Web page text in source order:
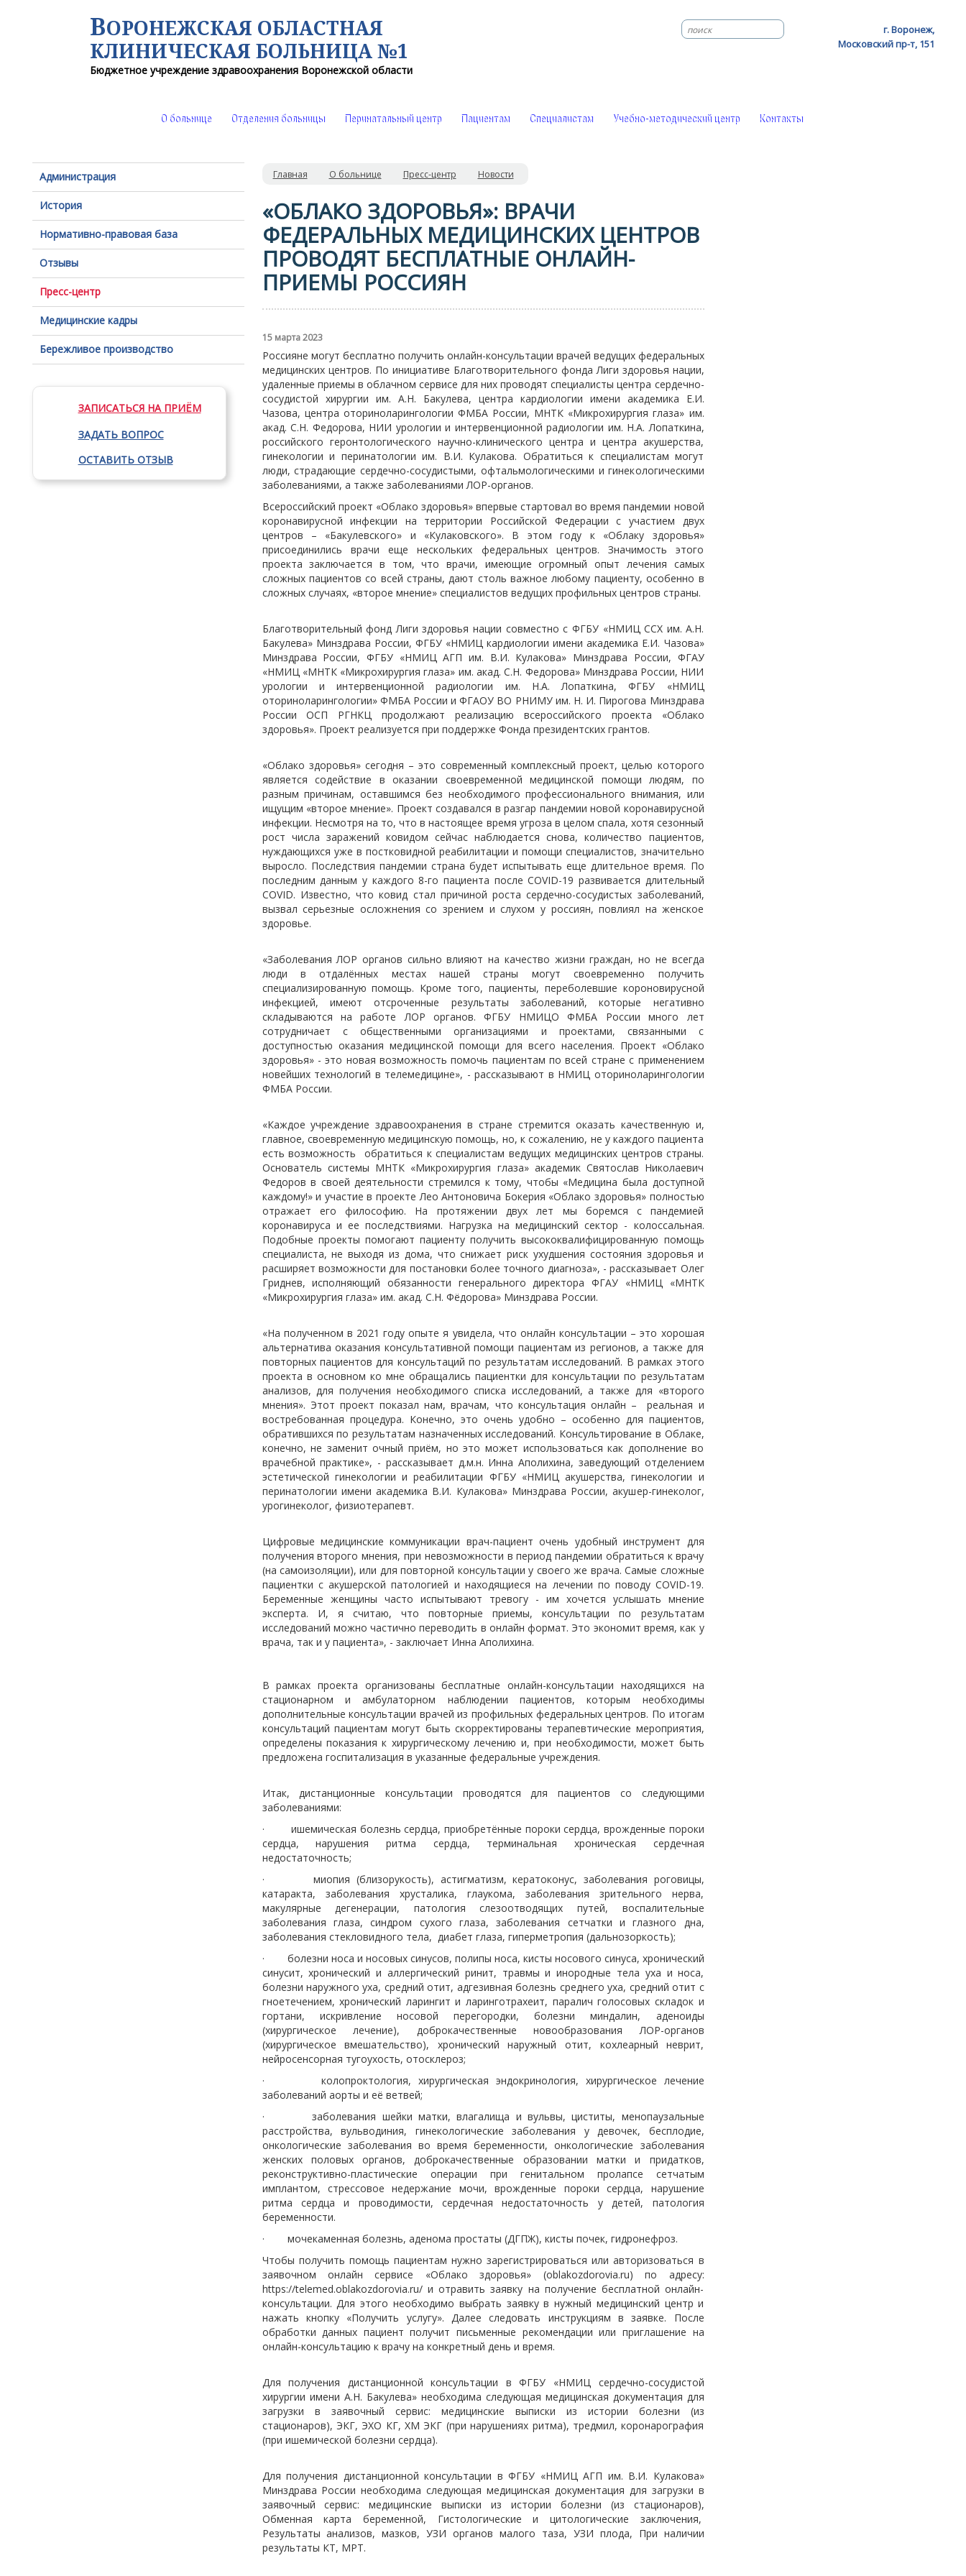
ВОРОНЕЖСКАЯ ОБЛАСТНАЯ
КЛИНИЧЕСКАЯ БОЛЬНИЦА №1
Бюджетное учреждение здравоохранения Воронежской области
г. Воронеж,
Московский пр-т, 151
О больнице Отделения больницы Перинатальный центр Пациентам Специалистам Учебно-методический центр Контакты
Администрация
История
Нормативно-правовая база
Отзывы
Пресс-центр
Медицинские кадры
Бережливое производство
ЗАПИСАТЬСЯ НА ПРИЁМ
ЗАДАТЬ ВОПРОС
ОСТАВИТЬ ОТЗЫВ
Главная О больнице Пресс-центр Новости
«ОБЛАКО ЗДОРОВЬЯ»: ВРАЧИ
ФЕДЕРАЛЬНЫХ МЕДИЦИНСКИХ ЦЕНТРОВ
ПРОВОДЯТ БЕСПЛАТНЫЕ ОНЛАЙН-
ПРИЕМЫ РОССИЯН
15 марта 2023
Россияне могут бесплатно получить онлайн-консультации врачей ведущих федеральных
медицинских центров. По инициативе Благотворительного фонда Лиги здоровья нации,
удаленные приемы в облачном сервисе для них проводят специалисты центра сердечно-
сосудистой хирургии им. А.Н. Бакулева, центра кардиологии имени академика Е.И.
Чазова, центра оториноларингологии ФМБА России, МНТК «Микрохирургия глаза» им.
акад. С.Н. Федорова, НИИ урологии и интервенционной радиологии им. Н.А. Лопаткина,
российского геронтологического научно-клинического центра и центра акушерства,
гинекологии и перинатологии им. В.И. Кулакова. Обратиться к специалистам могут
люди, страдающие сердечно-сосудистыми, офтальмологическими и гинекологическими
заболеваниями, а также заболеваниями ЛОР-органов.
Всероссийский проект «Облако здоровья» впервые стартовал во время пандемии новой
коронавирусной инфекции на территории Российской Федерации с участием двух
центров – «Бакулевского» и «Кулаковского». В этом году к «Облаку здоровья»
присоединились врачи еще нескольких федеральных центров. Значимость этого
проекта заключается в том, что врачи, имеющие огромный опыт лечения самых
сложных пациентов со всей страны, дают столь важное любому пациенту, особенно в
сложных случаях, «второе мнение» специалистов ведущих профильных центров страны.
Благотворительный фонд Лиги здоровья нации совместно с ФГБУ «НМИЦ ССХ им. А.Н.
Бакулева» Минздрава России, ФГБУ «НМИЦ кардиологии имени академика Е.И. Чазова»
Минздрава России, ФГБУ «НМИЦ АГП им. В.И. Кулакова» Минздрава России, ФГАУ
«НМИЦ «МНТК «Микрохирургия глаза» им. акад. С.Н. Федорова» Минздрава России, НИИ
урологии и интервенционной радиологии им. Н.А. Лопаткина, ФГБУ «НМИЦ
оториноларингологии» ФМБА России и ФГАОУ ВО РНИМУ им. Н. И. Пирогова Минздрава
России ОСП РГНКЦ продолжают реализацию всероссийского проекта «Облако
здоровья». Проект реализуется при поддержке Фонда президентских грантов.
«Облако здоровья» сегодня – это современный комплексный проект, целью которого
является содействие в оказании своевременной медицинской помощи людям, по
разным причинам, оставшимся без необходимого профессионального внимания, или
ищущим «второе мнение». Проект создавался в разгар пандемии новой коронавирусной
инфекции. Несмотря на то, что в настоящее время угроза в целом спала, хотя сезонный
рост числа заражений ковидом сейчас наблюдается снова, количество пациентов,
нуждающихся уже в постковидной реабилитации и помощи специалистов, значительно
выросло. Последствия пандемии страна будет испытывать еще длительное время. По
последним данным у каждого 8-го пациента после COVID-19 развивается длительный
COVID. Известно, что ковид стал причиной роста сердечно-сосудистых заболеваний,
вызвал серьезные осложнения со зрением и слухом у россиян, повлиял на женское
здоровье.
«Заболевания ЛОР органов сильно влияют на качество жизни граждан, но не всегда
люди в отдалённых местах нашей страны могут своевременно получить
специализированную помощь. Кроме того, пациенты, переболевшие короновирусной
инфекцией, имеют отсроченные результаты заболеваний, которые негативно
складываются на работе ЛОР органов. ФГБУ НМИЦО ФМБА России много лет
сотрудничает с общественными организациями и проектами, связанными с
доступностью оказания медицинской помощи для всего населения. Проект «Облако
здоровья» - это новая возможность помочь пациентам по всей стране с применением
новейших технологий в телемедицине», - рассказывают в НМИЦ оториноларингологии
ФМБА России.
«Каждое учреждение здравоохранения в стране стремится оказать качественную и,
главное, своевременную медицинскую помощь, но, к сожалению, не у каждого пациента
есть возможность обратиться к специалистам ведущих медицинских центров страны.
Основатель системы МНТК «Микрохирургия глаза» академик Святослав Николаевич
Федоров в своей деятельности стремился к тому, чтобы «Медицина была доступной
каждому!» и участие в проекте Лео Антоновича Бокерия «Облако здоровья» полностью
отражает его философию. На протяжении двух лет мы боремся с пандемией
коронавируса и ее последствиями. Нагрузка на медицинский сектор - колоссальная.
Подобные проекты помогают пациенту получить высококвалифицированную помощь
специалиста, не выходя из дома, что снижает риск ухудшения состояния здоровья и
расширяет возможности для постановки более точного диагноза», - рассказывает Олег
Гриднев, исполняющий обязанности генерального директора ФГАУ «НМИЦ «МНТК
«Микрохирургия глаза» им. акад. С.Н. Фёдорова» Минздрава России.
«На полученном в 2021 году опыте я увидела, что онлайн консультации – это хорошая
альтернатива оказания консультативной помощи пациентам из регионов, а также для
повторных пациентов для консультаций по результатам исследований. В рамках этого
проекта в основном ко мне обращались пациентки для консультации по результатам
анализов, для получения необходимого списка исследований, а также для «второго
мнения». Этот проект показал нам, врачам, что консультация онлайн – реальная и
востребованная процедура. Конечно, это очень удобно – особенно для пациентов,
обратившихся по результатам назначенных исследований. Консультирование в Облаке,
конечно, не заменит очный приём, но это может использоваться как дополнение во
врачебной практике», - рассказывает д.м.н. Инна Аполихина, заведующий отделением
эстетической гинекологии и реабилитации ФГБУ «НМИЦ акушерства, гинекологии и
перинатологии имени академика В.И. Кулакова» Минздрава России, акушер-гинеколог,
урогинеколог, физиотерапевт.
Цифровые медицинские коммуникации врач-пациент очень удобный инструмент для
получения второго мнения, при невозможности в период пандемии обратиться к врачу
(на самоизоляции), или для повторной консультации у своего же врача. Самые сложные
пациентки с акушерской патологией и находящиеся на лечении по поводу COVID-19.
Беременные женщины часто испытывают тревогу - им хочется услышать мнение
эксперта. И, я считаю, что повторные приемы, консультации по результатам
исследований можно частично переводить в онлайн формат. Это экономит время, как у
врача, так и у пациента», - заключает Инна Аполихина.
В рамках проекта организованы бесплатные онлайн-консультации находящихся на
стационарном и амбулаторном наблюдении пациентов, которым необходимы
дополнительные консультации врачей из профильных федеральных центров. По итогам
консультаций пациентам могут быть скорректированы терапевтические мероприятия,
определены показания к хирургическому лечению и, при необходимости, может быть
предложена госпитализация в указанные федеральные учреждения.
Итак, дистанционные консультации проводятся для пациентов со следующими
заболеваниями:
· ишемическая болезнь сердца, приобретённые пороки сердца, врожденные пороки
сердца, нарушения ритма сердца, терминальная хроническая сердечная
недостаточность;
· миопия (близорукость), астигматизм, кератоконус, заболевания роговицы,
катаракта, заболевания хрусталика, глаукома, заболевания зрительного нерва,
макулярные дегенерации, патология слезоотводящих путей, воспалительные
заболевания глаза, синдром сухого глаза, заболевания сетчатки и глазного дна,
заболевания стекловидного тела, диабет глаза, гиперметропия (дальнозоркость);
· болезни носа и носовых синусов, полипы носа, кисты носового синуса, хронический
синусит, хронический и аллергический ринит, травмы и инородные тела уха и носа,
болезни наружного уха, средний отит, адгезивная болезнь среднего уха, средний отит с
гноетечением, хронический ларингит и ларинготрахеит, паралич голосовых складок и
гортани, искривление носовой перегородки, болезни миндалин, аденоиды
(хирургическое лечение), доброкачественные новообразования ЛОР-органов
(хирургическое вмешательство), хронический наружный отит, кохлеарный неврит,
нейросенсорная тугоухость, отосклероз;
· колопроктология, хирургическая эндокринология, хирургическое лечение
заболеваний аорты и её ветвей;
· заболевания шейки матки, влагалища и вульвы, циститы, менопаузальные
расстройства, вульводиния, гинекологические заболевания у девочек, бесплодие,
онкологические заболевания во время беременности, онкологические заболевания
женских половых органов, доброкачественные образовании матки и придатков,
реконструктивно-пластические операции при генитальном пролапсе сетчатым
имплантом, стрессовое недержание мочи, врожденные пороки сердца, нарушение
ритма сердца и проводимости, сердечная недостаточность у детей, патология
беременности.
· мочекаменная болезнь, аденома простаты (ДГПЖ), кисты почек, гидронефроз.
Чтобы получить помощь пациентам нужно зарегистрироваться или авторизоваться в
заявочном онлайн сервисе «Облако здоровья» (oblakozdorovia.ru) по адресу:
https://telemed.oblakozdorovia.ru/ и отравить заявку на получение бесплатной онлайн-
консультации. Для этого необходимо выбрать заявку в нужный медицинский центр и
нажать кнопку «Получить услугу». Далее следовать инструкциям в заявке. После
обработки данных пациент получит письменные рекомендации или приглашение на
онлайн-консультацию к врачу на конкретный день и время.
Для получения дистанционной консультации в ФГБУ «НМИЦ сердечно-сосудистой
хирургии имени А.Н. Бакулева» необходима следующая медицинская документация для
загрузки в заявочный сервис: медицинские выписки из истории болезни (из
стационаров), ЭКГ, ЭХО КГ, ХМ ЭКГ (при нарушениях ритма), тредмил, коронарография
(при ишемической болезни сердца).
Для получения дистанционной консультации в ФГБУ «НМИЦ АГП им. В.И. Кулакова»
Минздрава России необходима следующая медицинская документация для загрузки в
заявочный сервис: медицинские выписки из истории болезни (из стационаров),
Обменная карта беременной, Гистологические и цитологические заключения,
Результаты анализов, мазков, УЗИ органов малого таза, УЗИ плода, При наличии
результаты КТ, МРТ.